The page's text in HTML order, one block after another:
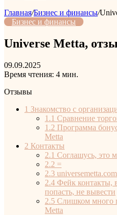
Главная/Бизнес и финансы/
Бизнес и финансы
Universe Metta,
09.09.2025
Время чтения: 4 мин.
Отзывы
1 Знакомство с
1.1 Сравнение
1.2 Программа
Metta
2 Контакты
2.1 Соглашусь, это
2.2 =
2.3
2.4 Фейк контакты,
попасть, не вывести
2.5 Слишком много
Metta